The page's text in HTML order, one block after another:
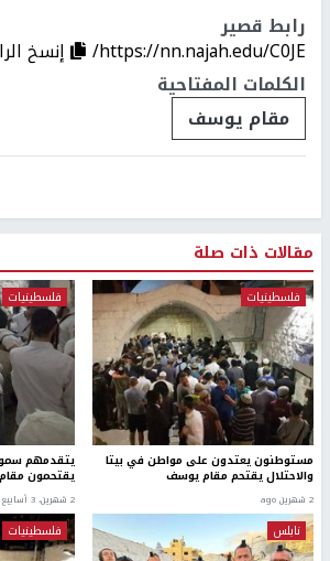
رابط قصير
https://nn.najah.edu/C0JE/
إنسخ
الكلمات المفتاحية
مقام يوسف
مقالات ذات صلة
فلسطينيات
مستوطنون يعتدون على مواطن في بيتا
والاحتلال يقتحم مقام يوسف
2 شهرين ago
فلسطينيات
يتقدمهم
يقتحمون
2 شهرين، 3 أسابيع ago
نابلس فلسطينيات